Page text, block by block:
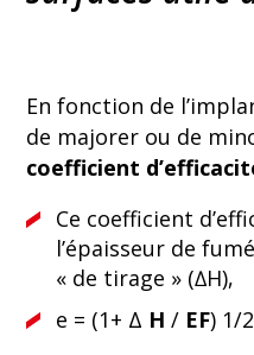
En fonction de
de majorer ou de
coefficient
Ce coefficient
l’épaisseur de
« de tirage » (∆H),
e = (1+ Δ H/ EF) 1/2